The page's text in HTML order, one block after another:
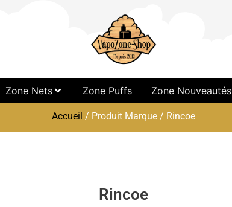
Zone Nets Zone Puffs Zone Nouveautés
Accueil / Produit Marque / Rincoe
Rincoe